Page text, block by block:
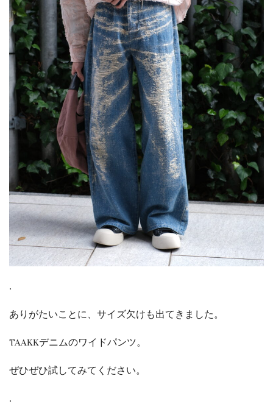
.
ありがたいことに、サイズ欠けも出てきました。
TAAKKデニムのワイドパンツ。
ぜひぜひ試してみてください。
.